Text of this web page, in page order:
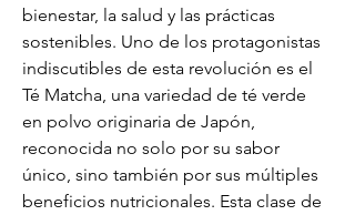
bienestar, la salud y las prácticas
sostenibles. Uno de los protagonistas
indiscutibles de esta revolución es el
Té Matcha, una variedad de té verde
en polvo originaria de Japón,
reconocida no solo por su sabor
único, sino también por sus múltiples
beneficios nutricionales. Esta clase de